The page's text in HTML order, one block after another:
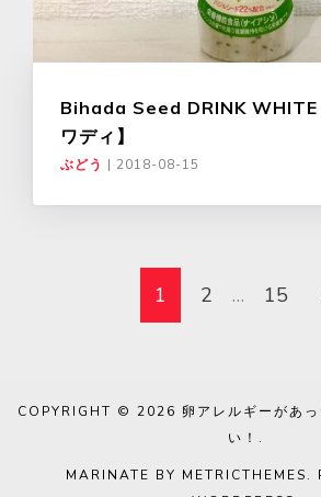
Bihada Seed DRINK WHITE
ワディ】
ぶどう | 2018-08-15
1 2 … 15
COPYRIGHT © 2026 卵アレルギーがあ
い！ .
MARINATE BY METRICTHEMES.